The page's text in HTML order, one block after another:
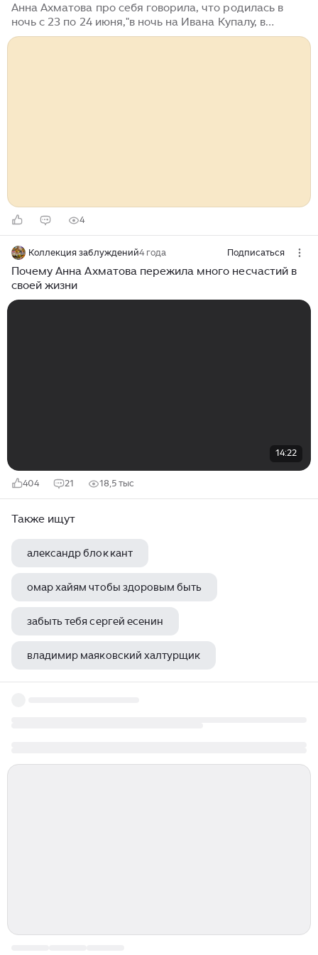
Анна Ахматова про себя говорила, что родилась в
ночь с 23 по 24 июня,"в ночь на Ивана Купалу, в
таинственную, колдовскую ночь, когда расцветает
4
Коллекция заблуждений4 года Подписаться
Почему Анна Ахматова пережила много несчастий в
своей жизни
14:22
404 21 18,5 тыс
Также ищут
александр блок кант
омар хайям чтобы здоровым быть
забыть тебя сергей есенин
владимир маяковский халтурщик